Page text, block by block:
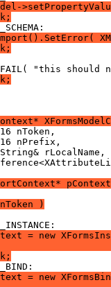
)
= new
= new